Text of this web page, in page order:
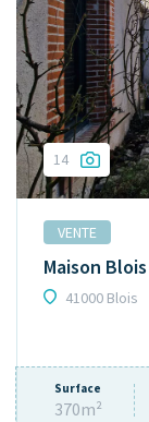
14
VENTE
Maison
41000 Blois
Surface
370m²